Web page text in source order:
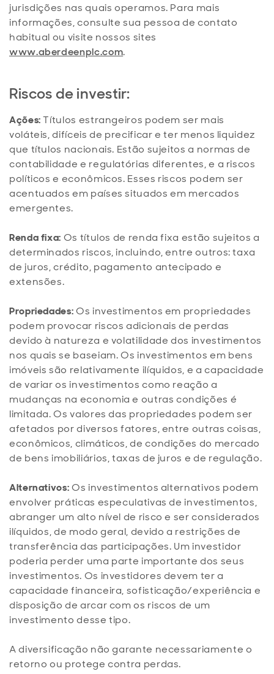
jurisdições nas quais operamos. Para mais
informações, consulte sua pessoa de contato
habitual ou visite nossos sites
www.aberdeenplc.com.
Riscos de investir:
Ações:Títulos estrangeiros podem ser mais
voláteis, difíceis de precificar e ter menos liquidez
que títulos nacionais. Estão sujeitos a normas de
contabilidade e regulatórias diferentes, e a riscos
políticos e econômicos. Esses riscos podem ser
acentuados em países situados em mercados
emergentes.
Renda fixa: Os títulos de renda fixa estão sujeitos a
determinados riscos, incluindo, entre outros: taxa
de juros, crédito, pagamento antecipado e
extensões.
Propriedades:Os investimentos em propriedades
podem provocar riscos adicionais de perdas
devido à natureza e volatilidade dos investimentos
nos quais se baseiam. Os investimentos em bens
imóveis são relativamente ilíquidos, e a capacidade
de variar os investimentos como reação a
mudanças na economia e outras condições é
limitada. Os valores das propriedades podem ser
afetados por diversos fatores, entre outras coisas,
econômicos, climáticos, de condições do mercado
de bens imobiliários, taxas de juros e de regulação.
Alternativos:Os investimentos alternativos podem
envolver práticas especulativas de investimentos,
abranger um alto nível de risco e ser considerados
ilíquidos, de modo geral, devido a restrições de
transferência das participações. Um investidor
poderia perder uma parte importante dos seus
investimentos. Os investidores devem ter a
capacidade financeira, sofisticação/experiência e
disposição de arcar com os riscos de um
investimento desse tipo.
A diversificação não garante necessariamente o
retorno ou protege contra perdas.